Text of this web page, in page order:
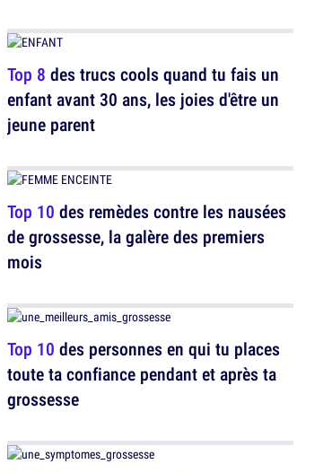
Top 8 des trucs cools quand tu fais un
enfant avant 30 ans, les joies d'être un
jeune parent
Top 10 des remèdes contre les nausées
de grossesse, la galère des premiers
mois
Top 10 des personnes en qui tu places
toute ta confiance pendant et après ta
grossesse